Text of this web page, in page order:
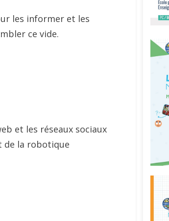
les informer et les
ce vide.
et les réseaux sociaux
de la robotique